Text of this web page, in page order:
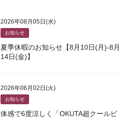
2026年08月05日(水)
お知らせ
夏季休暇のお知らせ【8月10日(月)-8月
14日(金)】
2026年06月02日(火)
お知らせ
体感で6度涼しく「OKUTA超クールビ